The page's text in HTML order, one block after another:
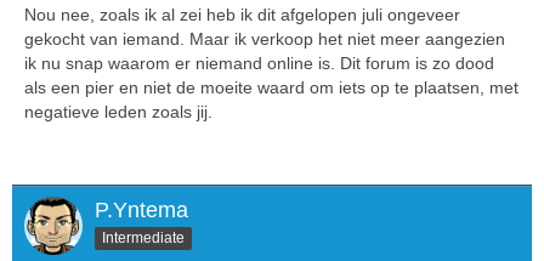
Nou nee, zoals ik al zei heb ik dit afgelopen juli ongeveer
gekocht van iemand. Maar ik verkoop het niet meer aangezien
ik nu snap waarom er niemand online is. Dit forum is zo dood
als een pier en niet de moeite waard om iets op te plaatsen, met
negatieve leden zoals jij.
P.Yntema
Intermediate